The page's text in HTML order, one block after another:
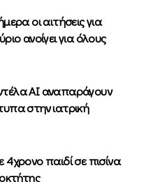
οι αιτήσεις για
ανοίγει για όλους
ΑΙ αναπαράγουν
στην ιατρική
παιδί σε πισίνα